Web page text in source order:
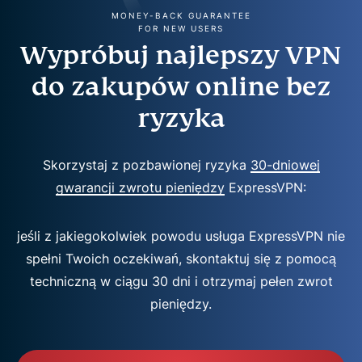
MONEY-BACK GUARANTEE
FOR NEW USERS
Wypróbuj najlepszy VPN
do zakupów online bez
ryzyka
Skorzystaj z pozbawionej ryzyka 30-dniowej
gwarancji zwrotu pieniędzy ExpressVPN:
jeśli z jakiegokolwiek powodu usługa ExpressVPN nie
spełni Twoich oczekiwań, skontaktuj się z pomocą
techniczną w ciągu 30 dni i otrzymaj pełen zwrot
pieniędzy.